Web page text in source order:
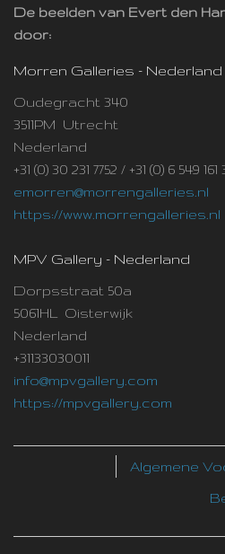
De beelden van Evert den
door:
Morren Galleries - Nederland
Oudegracht 340
3511PM Utrecht
Nederland
+31 (0) 30 231 7752 / +31 (0) 6 549 161
emorren@morrengalleries.nl
https://www.morrengalleries.nl
MPV Gallery - Nederland
Dorpsstraat 50a
5061HL Oisterwijk
Nederland
+31133030011
info@mpvgallery.com
https://mpvgallery.com
Algemene